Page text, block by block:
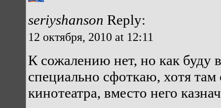
seriyshanson Reply:
12 октября, 2010 at 12:11
К сожалению нет, но как буду
специально сфоткаю, хотя там
кинотеатра, вместо него